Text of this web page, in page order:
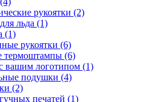
рукоятки (2)
льда (1)
(1)
рукоятки (6)
термоштампы (6)
вашим логотипом (1)
подушки (4)
(2)
печатей (1)